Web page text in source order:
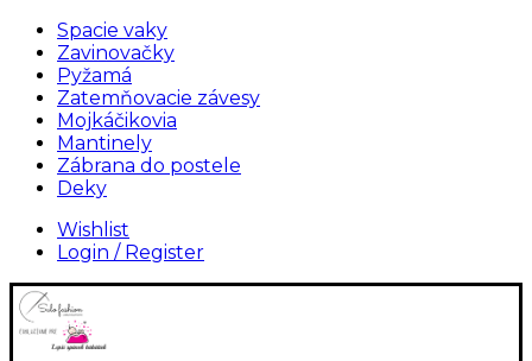
Spacie vaky
Zavinovačky
Pyžamá
Zatemňovacie závesy
Mojkáčikovia
Mantinely
Zábrana do postele
Deky
Wishlist
Login / Register